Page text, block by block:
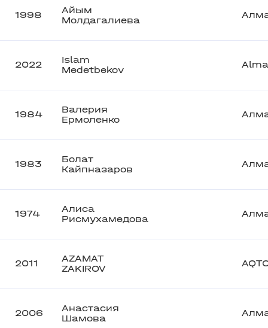
1998
Айым
Молдагалиева
2022
Islam
Medetbekov
1984
Валерия
Ермоленко
1983
Болат
Кайпназаров
1974
Алиса
Рисмухамедова
2011
AZAMAT
ZAKIROV
2006
Анастасия
Шамова